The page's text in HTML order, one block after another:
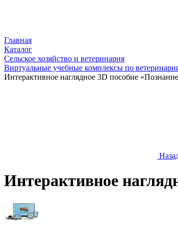
Главная
Каталог
Сельское хозяйство и ветеринария
Виртуальные учебные комплексы по
Интерактивное наглядное 3D пособие
Интерактивное